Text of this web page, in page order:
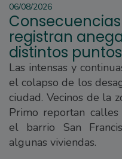
06/08/2026
registran
distintos
Las intensas y
el colapso de los
ciudad. Vecinos de la
Primo reportan
el barrio San
algunas viviendas.